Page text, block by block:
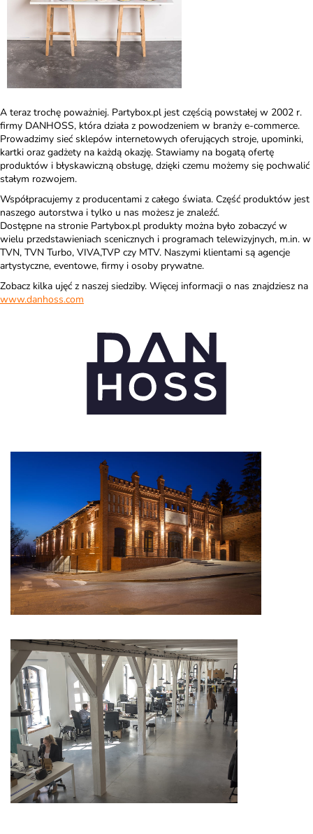
A teraz trochę poważniej. Partybox.pl jest częścią powstałej w 2002 r.
firmy DANHOSS, która działa z powodzeniem w branży e-commerce.
Prowadzimy sieć sklepów internetowych oferujących stroje, upominki,
kartki oraz gadżety na każdą okazję. Stawiamy na bogatą ofertę
produktów i błyskawiczną obsługę, dzięki czemu możemy się pochwalić
stałym rozwojem.
Współpracujemy z producentami z całego świata. Część produktów jest
naszego autorstwa i tylko u nas możesz je znaleźć.
Dostępne na stronie Partybox.pl produkty można było zobaczyć w
wielu przedstawieniach scenicznych i programach telewizyjnych, m.in. w
TVN, TVN Turbo, VIVA,TVP czy MTV. Naszymi klientami są agencje
artystyczne, eventowe, firmy i osoby prywatne.
Zobacz kilka ujęć z naszej siedziby. Więcej informacji o nas znajdziesz na
www.danhoss.com